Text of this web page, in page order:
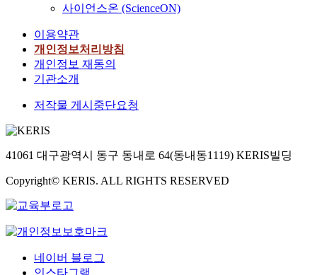
사이언스온 (ScienceON)
이용약관
개인정보처리방침
개인정보 재동의
기관소개
저작물 게시중단요청
41061 대구광역시 동구 동내로 64(동내동1119) KERIS빌딩
Copyright© KERIS. ALL RIGHTS RESERVED
네이버 블로그